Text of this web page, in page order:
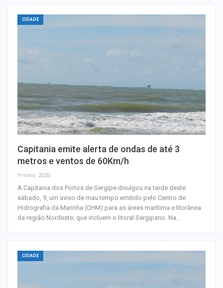
CIDADE
Capitania emite alerta de ondas de até 3
metros e ventos de 60Km/h
9 maio, 2020
A Capitania dos Portos de Sergipe divulgou na tarde deste
sábado, 9, um aviso de mau tempo emitido pelo Centro de
Hidrografia da Marinha (CHM) para as áreas marítima e litorânea
da região Nordeste, que incluem o litoral Sergipano. Na…
CIDADE